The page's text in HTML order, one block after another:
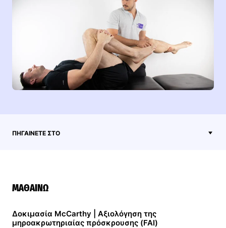
ΠΗΓΑΊΝΕΤΕ ΣΤΟ
ΜΑΘΑΊΝΩ
Δοκιμασία McCarthy | Αξιολόγηση της
μηροακρωτηριαίας πρόσκρουσης (FAI)